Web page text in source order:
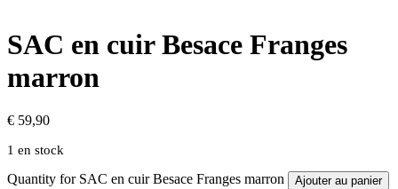
SAC en cuir Besace Franges
marron
€ 59,90
1 en stock
Quantity for SAC en cuir Besace Franges marron Ajouter au panier